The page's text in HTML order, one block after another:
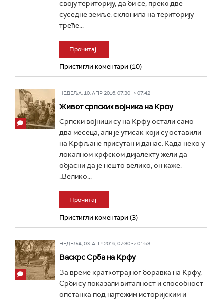
своју територију, да би се, преко две
суседне земље, склонила на територију
треће...
Прочитај
Пристигли коментари (10)
НЕДЕЉА, 10. АПР 2016, 07:30 -> 07:42
Живот српских војника на Крфу
Српски војници су на Крфу остали само
два месеца, али је утисак који су оставили
на Крфљане присутан и данас. Када неко у
локалном крфском дијалекту жели да
објасни да је нешто велико, он каже:
„Велико...
Прочитај
Пристигли коментари (3)
НЕДЕЉА, 03. АПР 2016, 07:30 -> 01:53
Васкрс Срба на Крфу
За време краткотрајног боравка на Крфу,
Срби су показали виталност и способност
опстанка под најтежим историјским и